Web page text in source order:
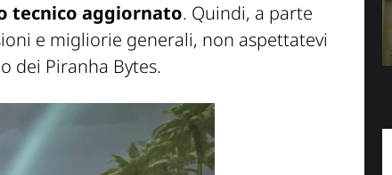
tecnico aggiornato. Quindi, a parte
e migliorie generali, non aspettatevi
dei Piranha Bytes.